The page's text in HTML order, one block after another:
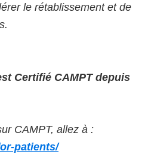
le rétablissement et de
Certifié CAMPT depuis
CAMPT, allez à :
patients/